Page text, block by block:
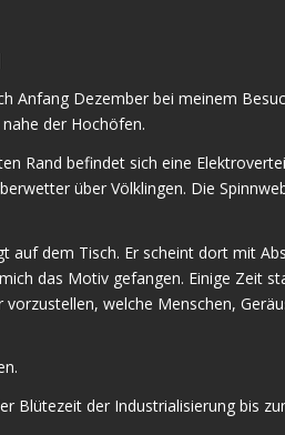
Anfang Dezember bei meinem
der Hochöfen.
Rand befindet sich eine
über Völklingen. Die
auf dem Tisch. Er scheint dort mit
das Motiv gefangen. Einige Zeit
welche Menschen,
Blütezeit der Industrialisierung bis